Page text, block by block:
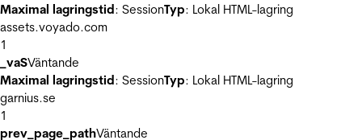
Maximal lagringstid: SessionTyp: Lokal HTML-lagring
assets.voyado.com
1
_vaSVäntande
Maximal lagringstid: SessionTyp: Lokal HTML-lagring
garnius.se
1
prev_page_pathVäntande